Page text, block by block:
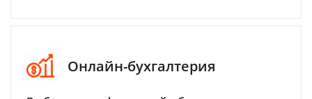
Онлайн-бухгалтерия